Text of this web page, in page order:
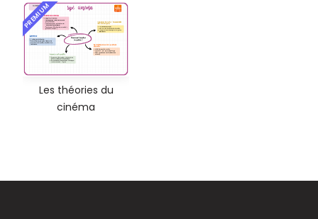
PREMIUM
Les théories du
cinéma